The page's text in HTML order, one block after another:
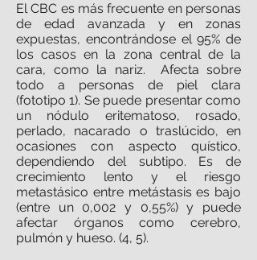
El CBC es más frecuente en personas
de edad avanzada y en zonas
expuestas, encontrándose el 95% de
los casos en la zona central de la
cara, como la nariz. Afecta sobre
todo a personas de piel clara
(fototipo 1). Se puede presentar como
un nódulo eritematoso, rosado,
perlado, nacarado o traslúcido, en
ocasiones con aspecto quístico,
dependiendo del subtipo. Es de
crecimiento lento y el riesgo
metastásico entre metástasis es bajo
(entre un 0,002 y 0,55%) y puede
afectar órganos como cerebro,
pulmón y hueso. (4, 5).